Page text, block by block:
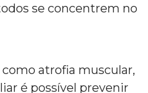
se concentrem no
atrofia muscular,
é possível prevenir